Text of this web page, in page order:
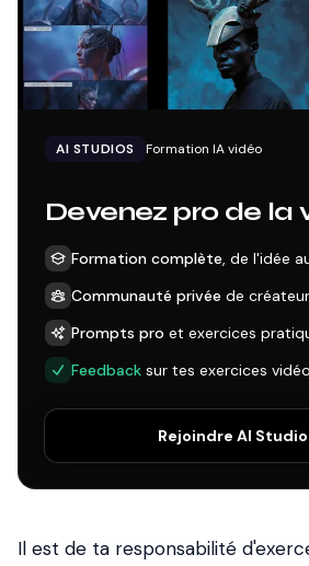
AI STUDIOS Formation IA vidéo
Devenez pro de la
Formation complète, de l'idée
Communauté privée de
Prompts pro et exercices
Feedback sur tes exercices vidéo
Rejoindre AI
Il est de ta responsabilité